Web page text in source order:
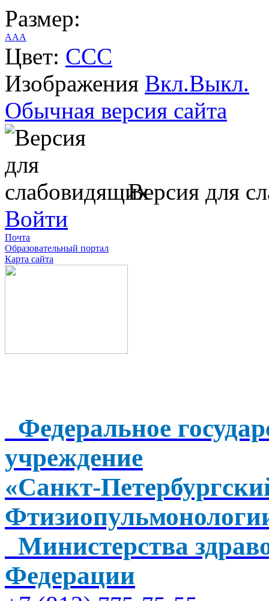
Размер:
AAA
Цвет: CCC
Изображения Вкл.Выкл.
Обычная версия сайта
Версия для
Войти
Почта
Образовательный портал
Карта сайта
Федеральное
учреждение
«Санкт-
Министерства
Федерации